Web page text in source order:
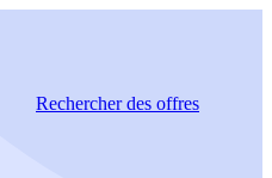
Rechercherdes offres